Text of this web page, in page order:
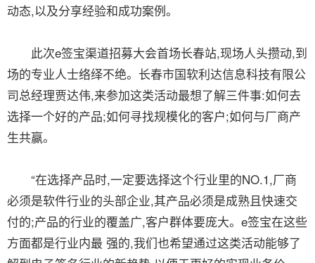
动态,以及分享经验和成功案例。
此次e签宝渠道招募大会首场长春站,现场人头攒动,到
场的专业人士络绎不绝。长春市国软利达信息科技有限公
司总经理贾达伟,来参加这类活动最想了解三件事:如何去
选择一个好的产品;如何寻找规模化的客户;如何与厂商产
生共赢。
“在选择产品时,一定要选择这个行业里的NO.1,厂商
必须是软件行业的头部企业,其产品必须是成熟且快速交
付的;产品的行业的覆盖广,客户群体要庞大。e签宝在这些
方面都是行业内最 强的,我们也希望通过这类活动能够了